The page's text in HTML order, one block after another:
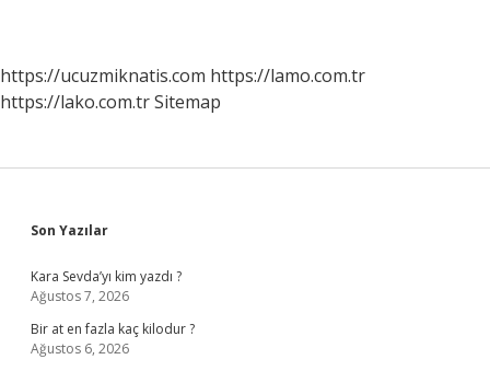
https://ucuzmiknatis.com https://lamo.com.tr
https://lako.com.trSitemap
Sidebar
Son Yazılar
Kara Sevda’yı kim yazdı ?
Ağustos 7, 2026
Bir at en fazla kaç kilodur ?
Ağustos 6, 2026